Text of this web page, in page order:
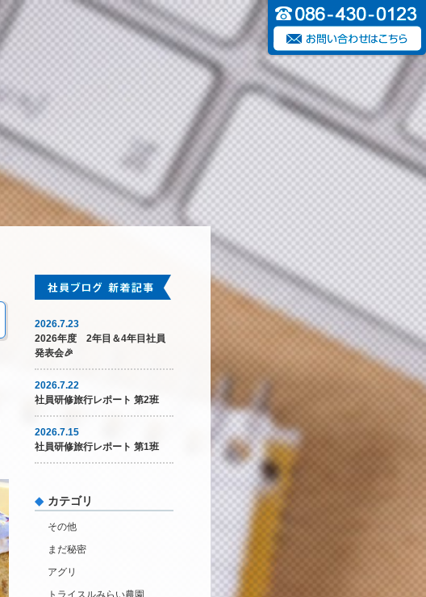
2026.7.23
2026年度 2年目＆4年目社員
発表会🎉
2026.7.22
社員研修旅行レポート 第2班
2026.7.15
社員研修旅行レポート 第1班
カテゴリ
その他
まだ秘密
アグリ
トライスルみらい農園